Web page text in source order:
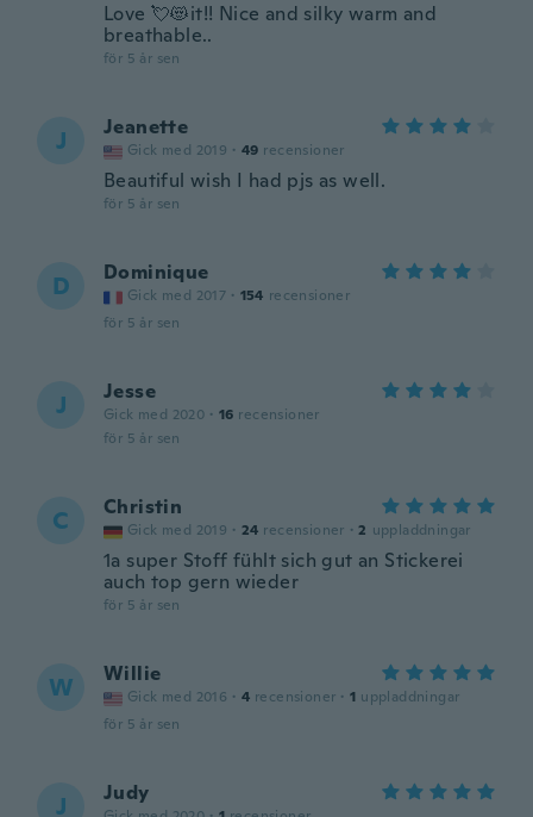
Love 💘😻it!! Nice and silky warm and
breathable..
för 5 år sen
J Jeanette
Gick med 2019 · 49 recensioner
Beautiful wish I had pjs as well.
för 5 år sen
D Dominique
Gick med 2017 · 154 recensioner
för 5 år sen
J Jesse
Gick med 2020 · 16 recensioner
för 5 år sen
C Christin
Gick med 2019 · 24 recensioner · 2 uppladdningar
1a super Stoff fühlt sich gut an Stickerei
auch top gern wieder
för 5 år sen
W Willie
Gick med 2016 · 4 recensioner · 1 uppladdningar
för 5 år sen
J Judy